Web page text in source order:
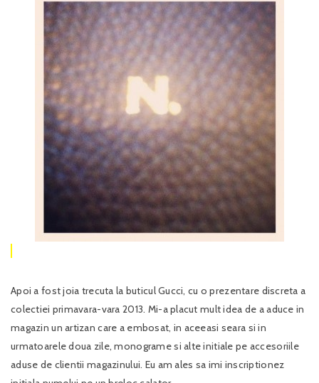
Apoi a fost joia trecuta la buticul Gucci, cu o prezentare discreta a
colectiei primavara-vara 2013. Mi-a placut mult idea de a aduce in
magazin un artizan care a embosat, in aceeasi seara si in
urmatoarele doua zile, monograme si alte initiale pe accesoriile
aduse de clientii magazinului. Eu am ales sa imi inscriptionez